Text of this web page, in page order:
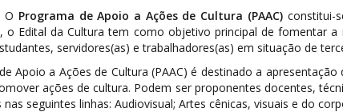
O Programa de Apoio a Ações de Cultura (PAAC) constitui-
o Edital da Cultura tem como objetivo principal de fomentar
servidores(as) e trabalhadores(as) em situação de
Apoio a Ações de Cultura (PAAC) é destinado a
ações de cultura. Podem ser proponentes docentes,
seguintes linhas: Audiovisual; Artes cênicas, visuais e do